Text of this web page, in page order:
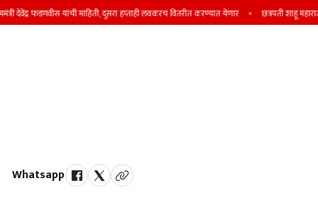
फडणवीस यांची माहिती, दुसरा हप्ताही लवकरच वितरीत करण्यात येणार छत्रपती शाहू महाराजांचे
Whatsapp